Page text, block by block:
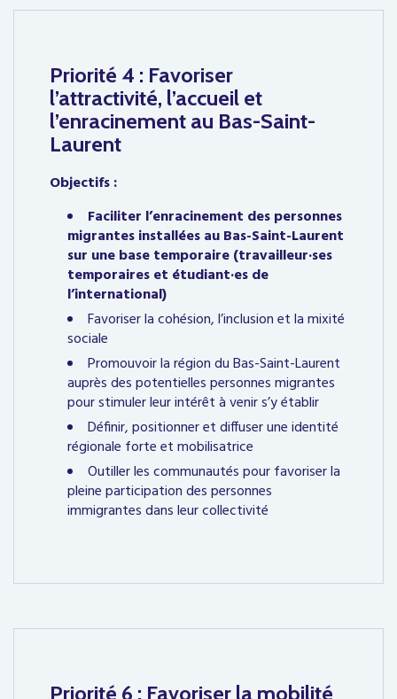
Priorité 4 : Favoriser
l’attractivité, l’accueil et
l’enracinement au Bas-Saint-
Laurent
Objectifs :
Faciliter l’enracinement des personnes
migrantes installées au Bas-Saint-Laurent
sur une base temporaire (travailleur·ses
temporaires et étudiant·es de
l’international)
Favoriser la cohésion, l’inclusion et la mixité
sociale
Promouvoir la région du Bas-Saint-Laurent
auprès des potentielles personnes migrantes
pour stimuler leur intérêt à venir s’y établir
Définir, positionner et diffuser une identité
régionale forte et mobilisatrice
Outiller les communautés pour favoriser la
pleine participation des personnes
immigrantes dans leur collectivité
Priorité 6 : Favoriser la mobilité